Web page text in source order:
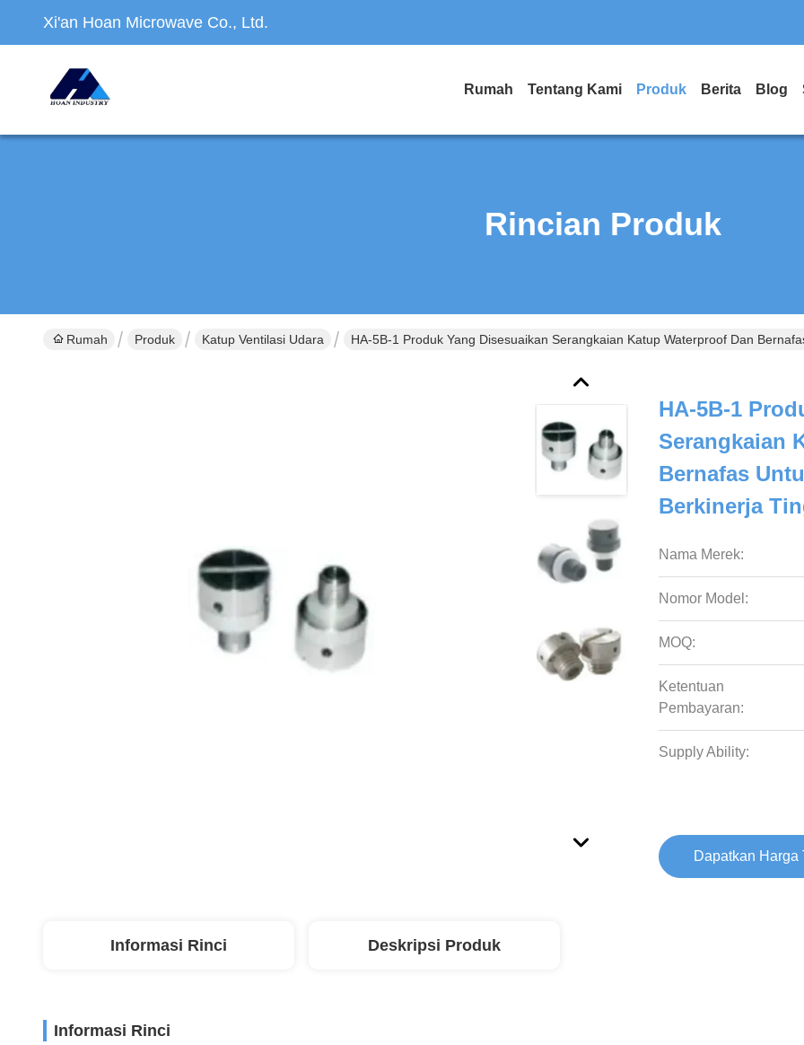
Xi'an Hoan Microwave Co., Ltd.
Rumah Tentang Kami Produk Berita Blog
Rincian Produk
Rumah Produk Katup Ventilasi Udara HA-5B-1 Produk Yang Disesuaikan Serangkaian Katup Waterproof Dan
HA-5B-1
Serangkaian
Bernafas
Berkinerja
Nama Merek:
Nomor Model:
MOQ:
Ketentuan
Pembayaran:
Supply Ability:
Dapatkan Harga
Informasi Rinci Deskripsi Produk
Informasi Rinci